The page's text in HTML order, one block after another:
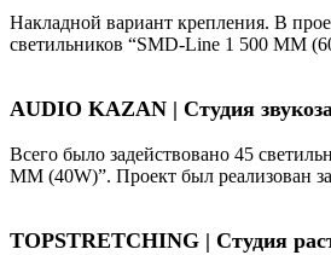
Накладной вариант крепления. В
светильников “SMD-Line 1 500 ММ
AUDIO KAZAN | Студия
Всего было задействовано 45
ММ (40W)”. Проект был реализован
TOPSTRETCHING | Студия